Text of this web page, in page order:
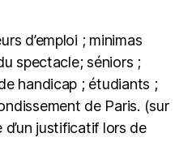
d’emploi ; minimas
spectacle; séniors ;
handicap ; étudiants ;
de Paris. (sur
justificatif lors de